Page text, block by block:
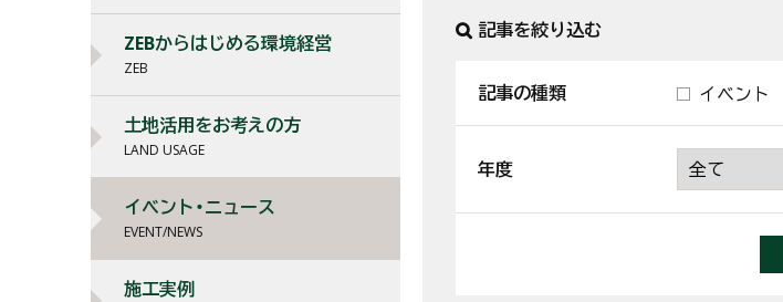
記事を絞り込む
記事の種類 イベント
年度
ZEBからはじめる環境経営
ZEB
土地活用をお考えの方
LAND USAGE
イベント・ニュース
EVENT/NEWS
施工実例